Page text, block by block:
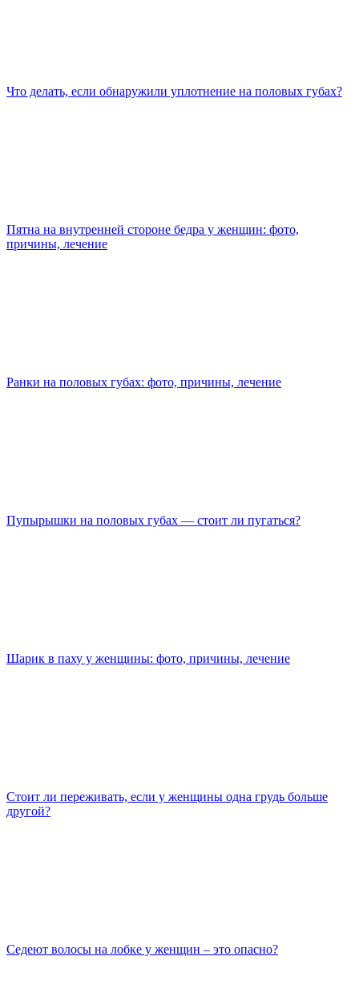
Что делать, если обнаружили уплотнение на половых губах?
Пятна на внутренней стороне бедра у женщин: фото,
причины, лечение
Ранки на половых губах: фото, причины, лечение
Пупырышки на половых губах — стоит ли пугаться?
Шарик в паху у женщины: фото, причины, лечение
Стоит ли переживать, если у женщины одна грудь больше
другой?
Седеют волосы на лобке у женщин – это опасно?